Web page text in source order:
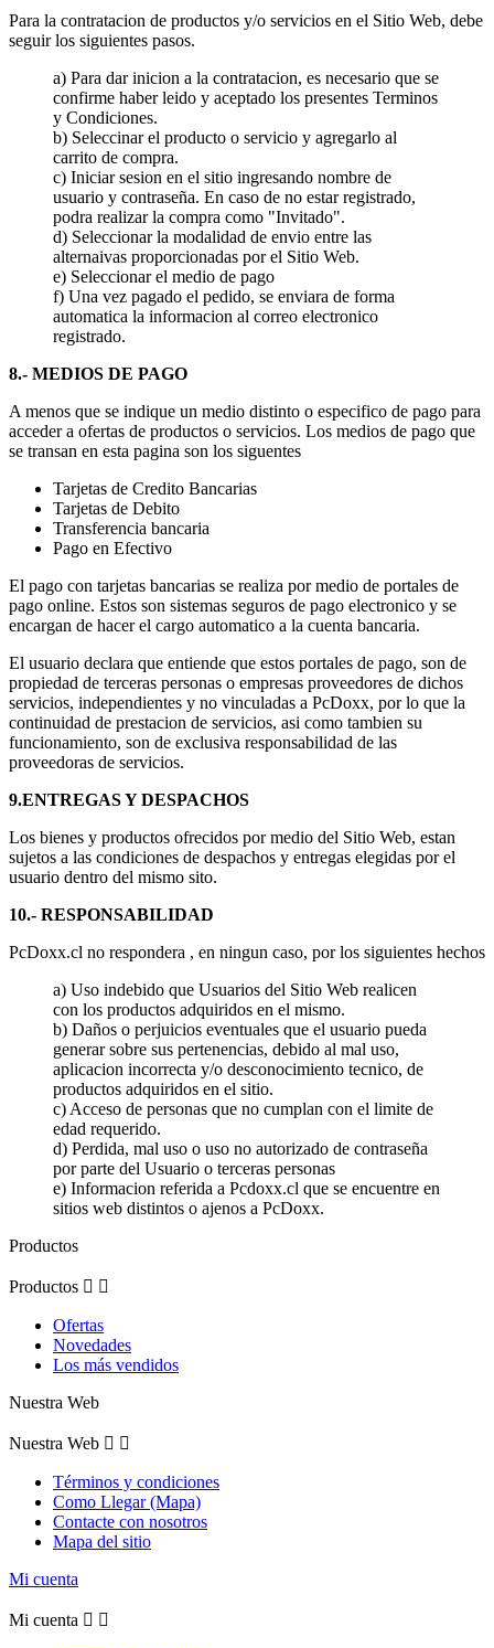
Para la contratacion de productos y/o servicios en el Sitio Web, debe
seguir los siguientes pasos.
a) Para dar inicion a la contratacion, es necesario que se
confirme haber leido y aceptado los presentes Terminos
y Condiciones.
b) Seleccinar el producto o servicio y agregarlo al
carrito de compra.
c) Iniciar sesion en el sitio ingresando nombre de
usuario y contraseña. En caso de no estar registrado,
podra realizar la compra como "Invitado".
d) Seleccionar la modalidad de envio entre las
alternaivas proporcionadas por el Sitio Web.
e) Seleccionar el medio de pago
f) Una vez pagado el pedido, se enviara de forma
automatica la informacion al correo electronico
registrado.
8.- MEDIOS DE PAGO
A menos que se indique un medio distinto o especifico de pago para
acceder a ofertas de productos o servicios. Los medios de pago que
se transan en esta pagina son los siguentes
Tarjetas de Credito Bancarias
Tarjetas de Debito
Transferencia bancaria
Pago en Efectivo
El pago con tarjetas bancarias se realiza por medio de portales de
pago online. Estos son sistemas seguros de pago electronico y se
encargan de hacer el cargo automatico a la cuenta bancaria.
El usuario declara que entiende que estos portales de pago, son de
propiedad de terceras personas o empresas proveedores de dichos
servicios, independientes y no vinculadas a PcDoxx, por lo que la
continuidad de prestacion de servicios, asi como tambien su
funcionamiento, son de exclusiva responsabilidad de las
proveedoras de servicios.
9.ENTREGAS Y DESPACHOS
Los bienes y productos ofrecidos por medio del Sitio Web, estan
sujetos a las condiciones de despachos y entregas elegidas por el
usuario dentro del mismo sito.
10.- RESPONSABILIDAD
PcDoxx.cl no respondera , en ningun caso, por los siguientes hechos
a) Uso indebido que Usuarios del Sitio Web realicen
con los productos adquiridos en el mismo.
b) Daños o perjuicios eventuales que el usuario pueda
generar sobre sus pertenencias, debido al mal uso,
aplicacion incorrecta y/o desconocimiento tecnico, de
productos adquiridos en el sitio.
c) Acceso de personas que no cumplan con el limite de
edad requerido.
d) Perdida, mal uso o uso no autorizado de contraseña
por parte del Usuario o terceras personas
e) Informacion referida a Pcdoxx.cl que se encuentre en
sitios web distintos o ajenos a PcDoxx.
Productos
Productos  
Ofertas
Novedades
Los más vendidos
Nuestra Web
Nuestra Web  
Términos y condiciones
Como Llegar (Mapa)
Contacte con nosotros
Mapa del sitio
Mi cuenta
Mi cuenta  